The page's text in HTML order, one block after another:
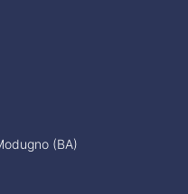
(BA)